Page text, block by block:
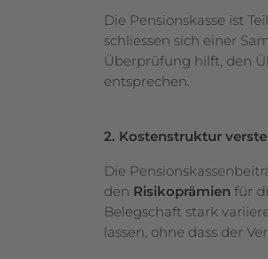
Die Pensionskasse ist
schliessen sich einer
Überprüfung hilft, den
entsprechen.
2. Kostenstruktur
Die
den Risikoprämien für
Belegschaft stark
lassen, ohne dass der